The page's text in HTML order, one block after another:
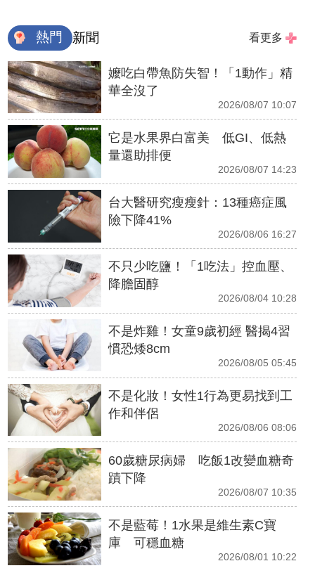
熱門 新聞 看更多
嬤吃白帶魚防失智！「1動作」精
華全沒了
2026/08/07 10:07
它是水果界白富美 低GI、低熱
量還助排便
2026/08/07 14:23
台大醫研究瘦瘦針：13種癌症風
險下降41%
2026/08/06 16:27
不只少吃鹽！「1吃法」控血壓、
降膽固醇
2026/08/04 10:28
不是炸雞！女童9歲初經 醫揭4習
慣恐矮8cm
2026/08/05 05:45
不是化妝！女性1行為更易找到工
作和伴侶
2026/08/06 08:06
60歲糖尿病婦 吃飯1改變血糖奇
蹟下降
2026/08/07 10:35
不是藍莓！1水果是維生素C寶
庫 可穩血糖
2026/08/01 10:22